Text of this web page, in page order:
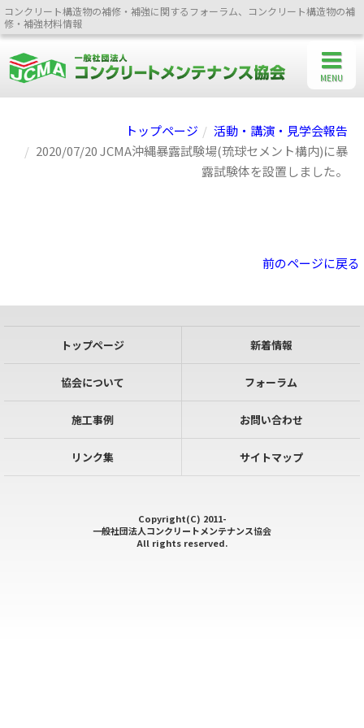
コンクリート構造物の補修・補強に関するフォーラム、コンクリート構造物の補
修・補強材料情報
トップページ
活動・講演・見学会報告
2020/07/20 JCMA沖縄暴露試験場(琉球セメント構内)に暴
露試験体を設置しました。
前のページに戻る
トップページ 新着情報
協会について フォーラム
施工事例 お問い合わせ
リンク集 サイトマップ
Copyright(C) 2011-
一般社団法人コンクリートメンテナンス協会
All rights reserved.
MENU